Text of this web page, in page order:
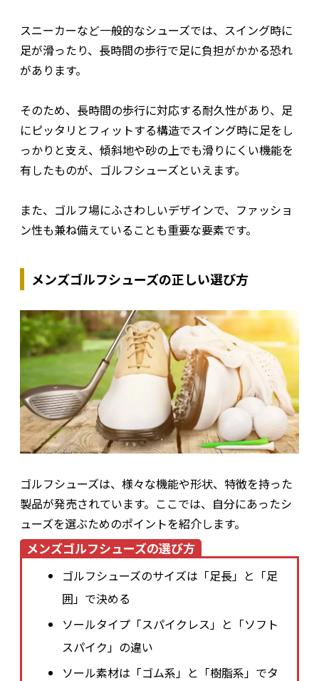
スニーカーなど一般的なシューズでは、スイング時に
足が滑ったり、長時間の歩行で足に負担がかかる恐れ
があります。
そのため、長時間の歩行に対応する耐久性があり、足
にピッタリとフィットする構造でスイング時に足をし
っかりと支え、傾斜地や砂の上でも滑りにくい機能を
有したものが、ゴルフシューズといえます。
また、ゴルフ場にふさわしいデザインで、ファッショ
ン性も兼ね備えていることも重要な要素です。
メンズゴルフシューズの正しい選び方
ゴルフシューズは、様々な機能や形状、特徴を持った
製品が発売されています。ここでは、自分にあったシ
ューズを選ぶためのポイントを紹介します。
メンズゴルフシューズの選び方
ゴルフシューズのサイズは「足長」と「足
囲」で決める
ソールタイプ「スパイクレス」と「ソフト
スパイク」の違い
ソール素材は「ゴム系」と「樹脂系」でタ